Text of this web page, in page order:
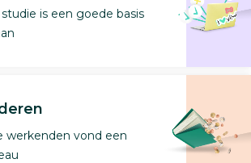
studie is een goede basis
werkenden vond een